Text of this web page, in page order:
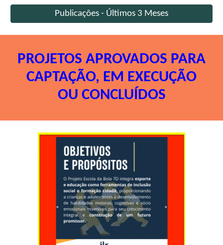
Publicações - Últimos 3 Meses
PROJETOS APROVADOS PARA
CAPTAÇÃO, EM EXECUÇÃO
OU CONCLUÍDOS